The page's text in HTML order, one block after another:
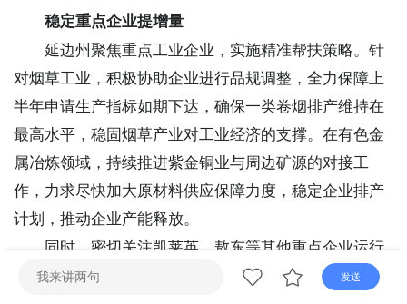
稳定重点企业提增量
延边州聚焦重点工业企业，实施精准帮扶策略。针
对烟草工业，积极协助企业进行品规调整，全力保障上
半年申请生产指标如期下达，确保一类卷烟排产维持在
最高水平，稳固烟草产业对工业经济的支撑。在有色金
属冶炼领域，持续推进紫金铜业与周边矿源的对接工
作，力求尽快加大原材料供应保障力度，稳定企业排产
计划，推动企业产能释放。
同时，密切关注凯莱英、敖东等其他重点企业运行
状况，通过政策扶持、要素保障等手段，确保企业实现
发送